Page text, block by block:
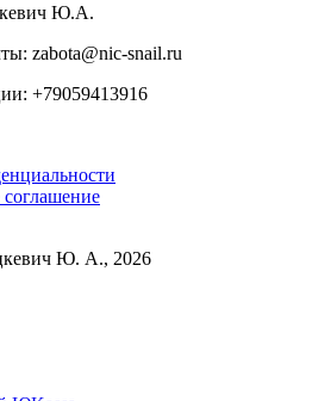
Ю.А.
zabota@nic-snail.ru
+79059413916
соглашение
Ю. А., 2026